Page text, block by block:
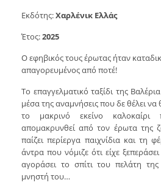
Εκδότης:Χαρλένικ Ελλάς
Έτος:2025
Ο εφηβικός τους έρωτας ήταν
απαγορευμένος από ποτέ!
Το επαγγελματικό ταξίδι της
μέσα της αναμνήσεις που δε θέλει
το μακρινό εκείνο
απομακρυνθεί από τον έρωτα της
παίζει περίεργα παιχνίδια και τη
άντρα που νόμιζε ότι είχε
αγοράσει το σπίτι του πελάτη
μνηστή του…